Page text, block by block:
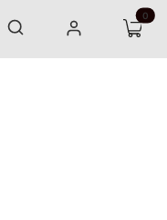
Otwórz wyszukiwarkę
Szukaj Zaloguj się Koszyk